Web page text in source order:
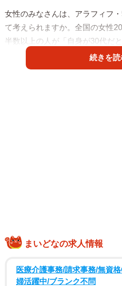
女性のみなさんは、アラフィフ
て考えられますか。全国の女性
半数以上の人が「自身が30代だ
50代男性を恋愛・結婚対象とし
答しました。また「同年代の男
株式会社Q.E.D.パートナーズが
で、「～29歳」（28.5%）、「
続きを読
まいどなの求人情報
医療介護事務/請求事務/無資
婦活躍中/ブランク不問